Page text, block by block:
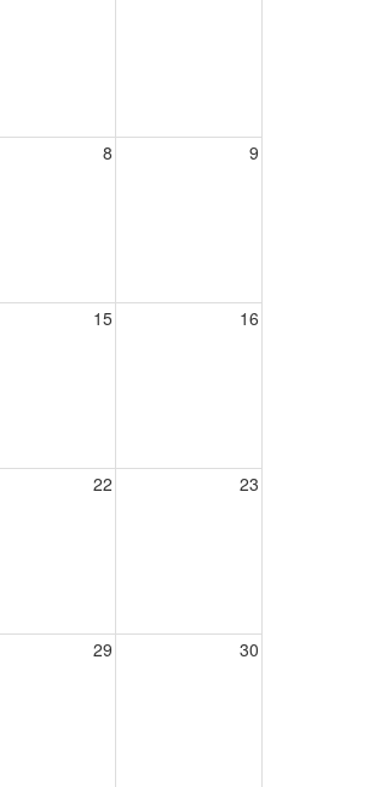
8 9
15 16
22 23
29 30